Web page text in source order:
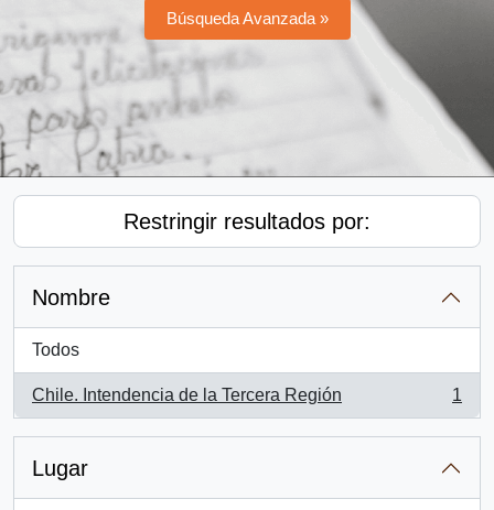
Búsqueda Avanzada »
Restringir resultados por:
Nombre
Todos
Chile. Intendencia de la Tercera Región
, 1 resultados
1
Lugar